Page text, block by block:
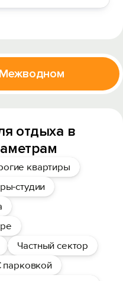
отдыха в
квартиры
студии
Частный сектор
парковкой